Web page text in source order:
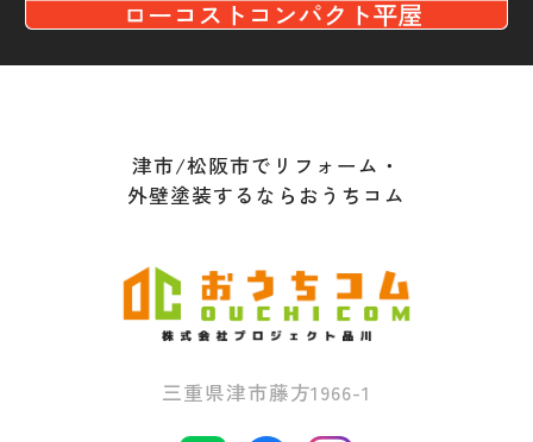
津市/松阪市でリフォーム・
外壁塗装するならおうちコム
三重県津市藤方1966-1